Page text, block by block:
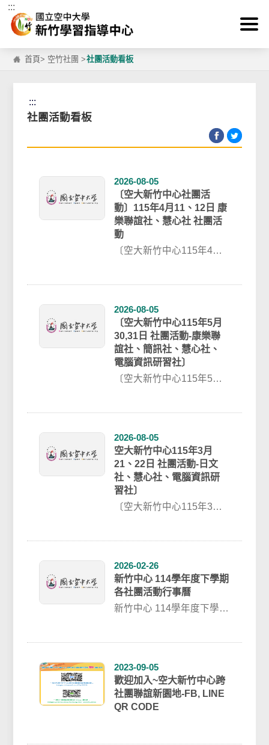
跳到主要內容區塊
:::
首頁> 空竹社團 >社團活動看板
:::
社團活動看板
2026-08-05
〔空大新竹中心社團活
動〕115年4月11、12日 康
樂聯誼社、慧心社 社團活
動
〔空大新竹中心115年4月
2026-08-05
〔空大新竹中心115年5月
30,31日 社團活動-康樂聯
誼社、簡訊社、慧心社、
電腦資訊研習社〕
〔空大新竹中心115年5月
2026-08-05
空大新竹中心115年3月
21、22日 社團活動-日文
社、慧心社、電腦資訊研
習社〕
〔空大新竹中心115年3月
2026-02-26
新竹中心 114學年度下學期
各社團活動行事曆
新竹中心 114學年度下學期
2023-09-05
歡迎加入~空大新竹中心跨
社團聯誼新園地-FB, LINE
QR CODE